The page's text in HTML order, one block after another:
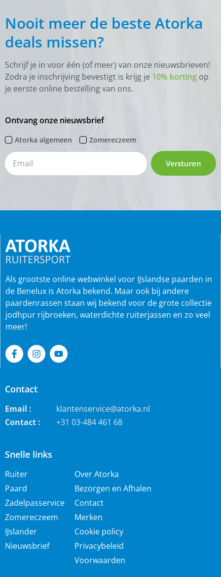
Nooit meer de beste Atorka
deals missen?
Schrijf je in voor één (of meer) van onze nieuwsbrieven!
Zodra je inschrijving bevestigt is krijg je 10% korting op
je eerste online bestelling van ons.
Ontvang onze nieuwsbrief
Atorka algemeen Zomereczeem
Versturen
Snelle links
Ruiter
Paard
Zadelpasservice
Zomereczeem
IJslander
Nieuwsbrief
Over Atorka
Bezorgen en Afhalen
Contact
Merken
Cookie policy
Privacybeleid
Voorwaarden
Als grootste online webwinkel voor IJslandse paarden in
de Benelux is Atorka bekend. Maar ook bij andere
paardenrassen staan wij bekend voor de grote collectie
jodhpur rijbroeken, waterdichte ruiterjassen en zo veel
meer!
Contact
Email :
klantenservice@atorka.nl
Contact :
+31 03-484 461 68